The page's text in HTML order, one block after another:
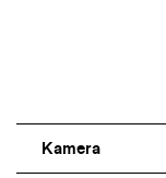
Kamera